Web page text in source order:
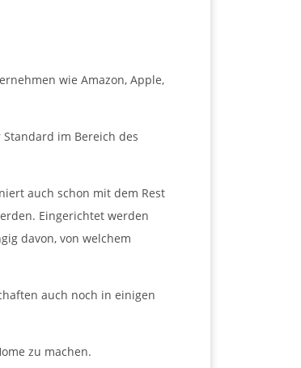
wie Amazon, Apple,
im Bereich des
auch schon mit dem Rest
Eingerichtet werden
davon, von welchem
auch noch in einigen
zu machen.